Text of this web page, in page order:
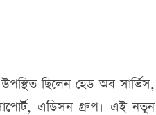
ছিলেন হেড অব সার্ভিস,
এডিসন গ্রুপ। এই নতুন